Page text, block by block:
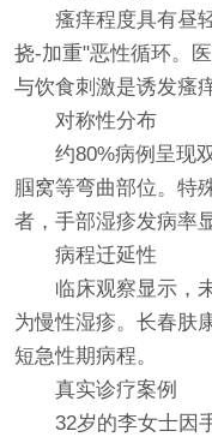
瘙痒程度具有昼轻
挠-加重"恶性循环。
与饮食刺激是诱发瘙
对称性分布
约80%病例呈现双
腘窝等弯曲部位。特
者，手部湿疹发病率
病程迁延性
临床观察显示，未
为慢性湿疹。长春肤
短急性期病程。
真实诊疗案例
32岁的李女士因手